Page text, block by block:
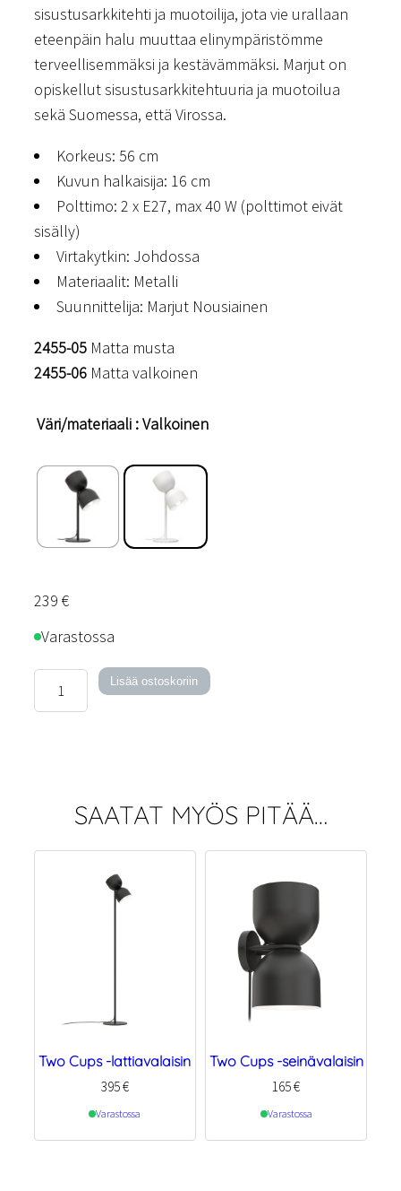
sisustusarkkitehti ja muotoilija, jota vie urallaan
eteenpäin halu muuttaa elinympäristömme
terveellisemmäksi ja kestävämmäksi. Marjut on
opiskellut sisustusarkkitehtuuria ja muotoilua
sekä Suomessa, että Virossa.
Korkeus: 56 cm
Kuvun halkaisija: 16 cm
Polttimo: 2 x E27, max 40 W (polttimot eivät
sisälly)
Virtakytkin: Johdossa
Materiaalit: Metalli
Suunnittelija: Marjut Nousiainen
2455-05 Matta musta
2455-06 Matta valkoinen
Väri/materiaali : Valkoinen
239 €
Varastossa
Cups
Lisää ostoskoriin
SAATAT MYÖS PITÄÄ…
Two Cups -lattiavalaisin
395€
Varastossa
Two Cups -seinävalaisin
165€
Varastossa